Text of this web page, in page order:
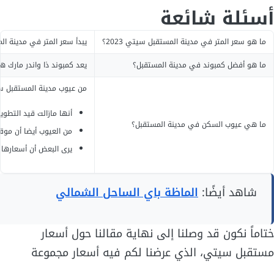
أسئلة شائعة
ما هو سعر المتر في مدينة المستقبل سيتي 2023؟
يبدأ سعر المتر في مدينة
ما هو أفضل كمبوند في مدينة المستقبل؟
يعد كمبوند ذا واندر
ما هي عيوب السكن في مدينة المستقبل؟
من عيوب مدينة
أنها مازالت قيد
من العيوب أيضا أن
يرى البعض أن
شاهد أيضًا: الماظة باي الساحل الشمالي
ختاماً نكون قد وصلنا إلى نهاية مقالنا حول أسعار
مستقبل سيتي، الذي عرضنا لكم فيه أسعار مجموعة